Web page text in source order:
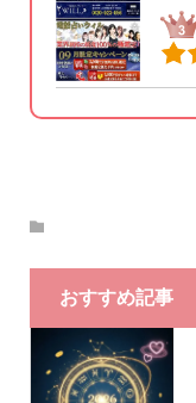
おすすめ記事